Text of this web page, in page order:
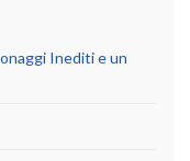
Inediti e un